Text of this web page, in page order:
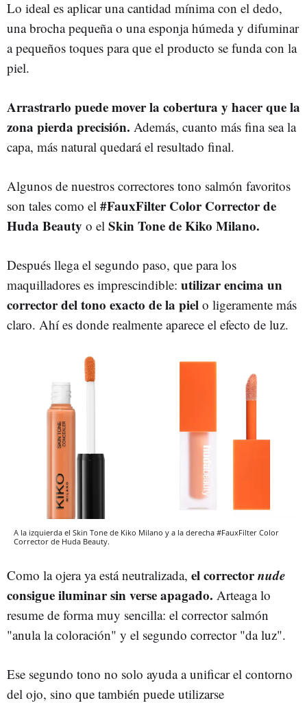
Lo ideal es aplicar una cantidad mínima con el dedo,
una brocha pequeña o una esponja húmeda y difuminar
a pequeños toques para que el producto se funda con la
piel.
Arrastrarlo puede mover la cobertura y hacer que la
zona pierda precisión. Además, cuanto más fina sea la
capa, más natural quedará el resultado final.
Algunos de nuestros correctores tono salmón favoritos
son tales como el #FauxFilter Color Corrector de
Huda Beauty o el Skin Tonede Kiko Milano.
Después llega el segundo paso, que para los
maquilladores es imprescindible: utilizar encima un
corrector del tono exacto de la piel o ligeramente más
claro. Ahí es donde realmente aparece el efecto de luz.
A la izquierda el Skin Tone de Kiko Milano y a la derecha #FauxFilter Color
Corrector de Huda Beauty.
Como la ojera ya está neutralizada, el correctornude
consigue iluminar sin verse apagado. Arteaga lo
resume de forma muy sencilla: el corrector salmón
"anula la coloración" y el segundo corrector "da luz".
Ese segundo tono no solo ayuda a unificar el contorno
del ojo, sino que también puede utilizarse